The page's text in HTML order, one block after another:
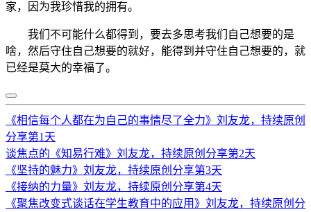
家，因为我珍惜我的拥有。
我们不可能什么都得到，要去多思考我们自己想要的是
啥，然后守住自己想要的就好，能得到并守住自己想要的，就
已经是莫大的幸福了。
《相信每个人都在为自己的事情尽了全力》刘友龙，持续原创
分享第1天
谈焦点的《知易行难》刘友龙，持续原创分享第2天
《坚持的魅力》刘友龙，持续原创分享第3天
《接纳的力量》刘友龙，持续原创分享第4天
《聚焦改变式谈话在学生教育中的应用》刘友龙，持续原创分